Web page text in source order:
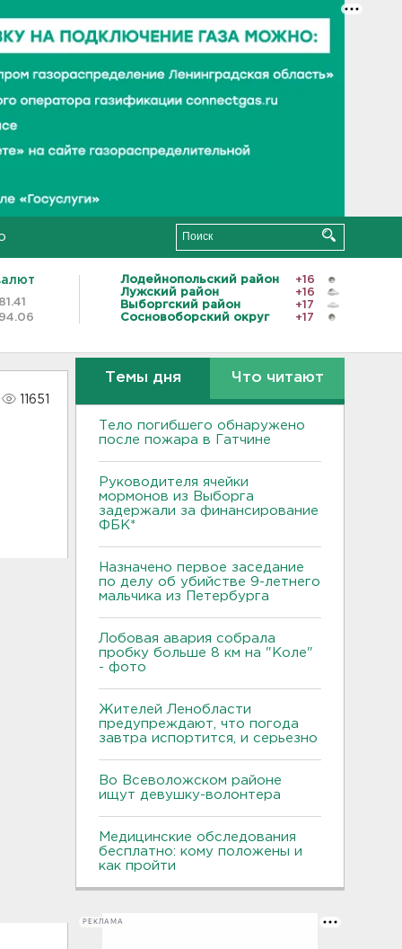
81.41
94.06
Лодейнопольский район
+16
Лужский район
+16
Выборгский район
+17
Сосновоборский округ
+17
11651
Темы дня Что читают
Тело погибшего обнаружено
после пожара в Гатчине
Руководителя ячейки
мормонов из Выборга
задержали за финансирование
ФБК*
Назначено первое заседание
по делу об убийстве 9-летнего
мальчика из Петербурга
Лобовая авария собрала
пробку больше 8 км на "Коле"
- фото
Жителей Ленобласти
предупреждают, что погода
завтра испортится, и серьезно
Во Всеволожском районе
ищут девушку-волонтера
Медицинские обследования
бесплатно: кому положены и
как пройти
РЕКЛАМА